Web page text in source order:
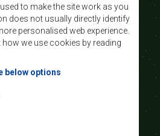
to make the site work as you
does not usually directly identify
personalised web experience.
we use cookies by reading
below options